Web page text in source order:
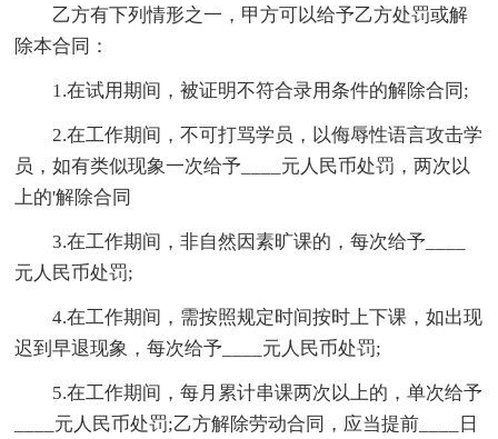
乙方有下列情形之一，甲方可以给予乙方处罚或解
除本合同：
1.在试用期间，被证明不符合录用条件的解除合同;
2.在工作期间，不可打骂学员，以侮辱性语言攻击学
员，如有类似现象一次给予____元人民币处罚，两次以
上的'解除合同
3.在工作期间，非自然因素旷课的，每次给予____
元人民币处罚;
4.在工作期间，需按照规定时间按时上下课，如出现
迟到早退现象，每次给予____元人民币处罚;
5.在工作期间，每月累计串课两次以上的，单次给予
____元人民币处罚;乙方解除劳动合同，应当提前____日